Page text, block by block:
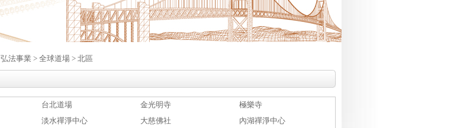
弘法事業 > 全球道場 > 北區
台北道場 金光明寺
極樂寺
淡水禪淨中心 大慈佛社
內湖禪淨中心